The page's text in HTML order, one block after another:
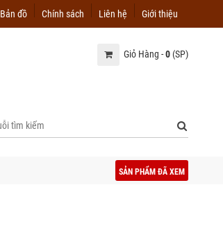
Bản đồ Chính sách Liên hệ Giới thiệu
Giỏ Hàng -0(SP)
SẢN PHẨM ĐÃ XEM